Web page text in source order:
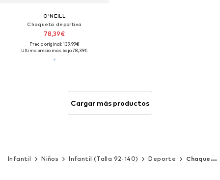
O'NEILL
Chaqueta deportiva
78,39€
Precio original: 139,99€
Último precio más bajo:78,39€
Cargar más productos
Infantil Niños Infantil (Talla 92-140) Deporte Chaquetas deportivas